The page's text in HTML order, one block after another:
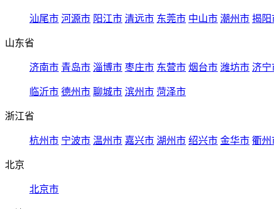
汕尾市 河源市 阳江市 清远市 东莞市 中山市 潮州市 揭阳
山东省
济南市 青岛市 淄博市 枣庄市 东营市 烟台市 潍坊市 济宁
临沂市 德州市 聊城市 滨州市 菏泽市
浙江省
杭州市 宁波市 温州市 嘉兴市 湖州市 绍兴市 金华市 衢州
北京
北京市